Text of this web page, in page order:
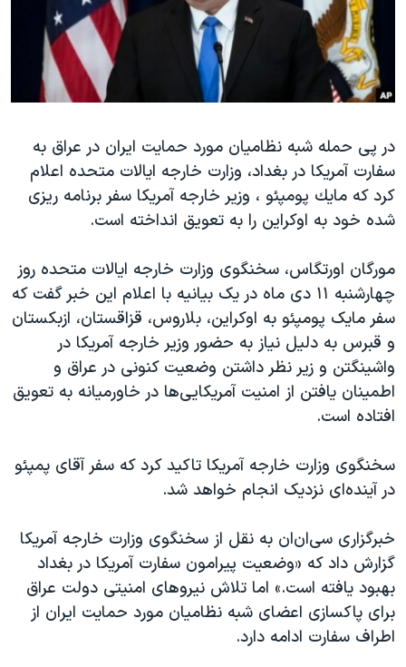
فرهنگ و زندگی
حقوق شهروندی
اقتصادی
اسرائیل در جنگ
گالری عکس
آرشیو پخش زنده
مستندها
انتخابات ریاست جمهوری آمریکا ۲۰۲۴
حمله جمهوری اسلامی به اسرائیل
ورزش زنان در ایران
اعتراضات زن، زندگی، آزادی
مجموعه مستندهای دادخواهی
دادگاه حمید نوری
چهل سال گروگان‌گیری
قانون شفافیت دارائی کادر رهبری ایران
اعتراضات مردمی آبان ۹۸
اسرائیل در جنگ
همایش محافظه‌کاران آمریکا «سی‌پک»
سفر پرزیدنت ترامپ به چین
دنبال کنید
زبانهای مختلف
در پی حمله شبه نظامیان مورد حمایت ایران در عراق به
سفارت آمریکا در بغداد، وزارت خارجه ایالات متحده اعلام
كرد كه مایك پومپئو ، وزیر خارجه آمریکا سفر برنامه ریزی
شده خود به اوکراین را به تعویق انداخته است.
مورگان اورتگاس، سخنگوی وزارت خارجه ایالات متحده روز
چهارشنبه ۱۱ دی ماه در یک بیانیه با اعلام این خبر گفت که
سفر مایک پومپئو به اوکراین، بلاروس، قزاقستان، ازبکستان
و قبرس به دلیل نیاز به حضور وزیر خارجه آمریکا در
واشینگتن و زیر نظر داشتن وضعیت کنونی در عراق و
اطمینان یافتن از امنیت آمریکایی‌ها در خاورمیانه به تعویق
افتاده است.
سخنگوی وزارت خارجه آمریکا تاکید کرد که سفر آقای پمپئو
در آینده‌ای نزدیک انجام خواهد شد.
خبرگزاری سی‌ان‌ان به نقل از سخنگوی وزارت خارجه آمریکا
گزارش داد که «وضعیت پیرامون سفارت آمریکا در بغداد
بهبود یافته است.» اما تلاش نیروهای امنیتی دولت عراق
برای پاکسازی اعضای شبه نظامیان مورد حمایت ایران از
اطراف سفارت ادامه دارد.